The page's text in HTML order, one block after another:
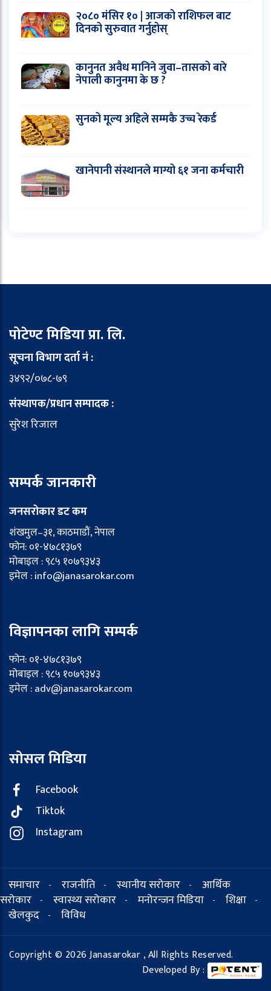
२०८० मंसिर १० | आजको राशिफल बाट
दिनको सुरुवात गर्नुहोस्
कानुनत अवैध मानिने जुवा–तासको बारे
नेपाली कानुनमा के छ ?
सुनको मूल्य अहिले सम्मकै उच्च रेकर्ड
खानेपानी संस्थानले माग्यो ६१ जना कर्मचारी
पोटेण्ट मिडिया प्रा. लि.
सूचना विभाग दर्ता नं :
३४९२/०७८-७९
संस्थापक/प्रधान सम्पादक :
सुरेश रिजाल
सम्पर्क जानकारी
जनसरोकार डट कम
शंखमुल–३१, काठमाडौं, नेपाल
फोन: ०१-४७८१३७९
मोबाइल : ९८५ १०७९३४३
इमेल : info@janasarokar.com
विज्ञापनका लागि सम्पर्क
फोन: ०१-४७८१३७९
मोबाइल : ९८५ १०७९३४३
इमेल : adv@janasarokar.com
सोसल मिडिया
Facebook
Tiktok
Instagram
समाचार - राजनीति - स्थानीय सरोकार -
आर्थिक
सरोकार
- स्वास्थ्य सरोकार - मनोरन्जन मिडिया - शिक्षा -
खेलकुद - विविध
Copyright © 2026 Janasarokar , All Rights Reserved.
Developed By :